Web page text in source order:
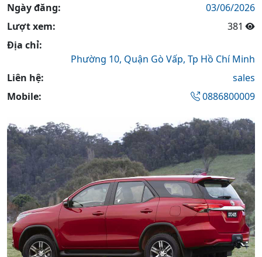
Ngày đăng:
03/06/2026
Lượt xem:
381
Địa chỉ:
Phường 10, Quận Gò Vấp, Tp Hồ Chí Minh
Liên hệ:
sales
Mobile:
0886800009